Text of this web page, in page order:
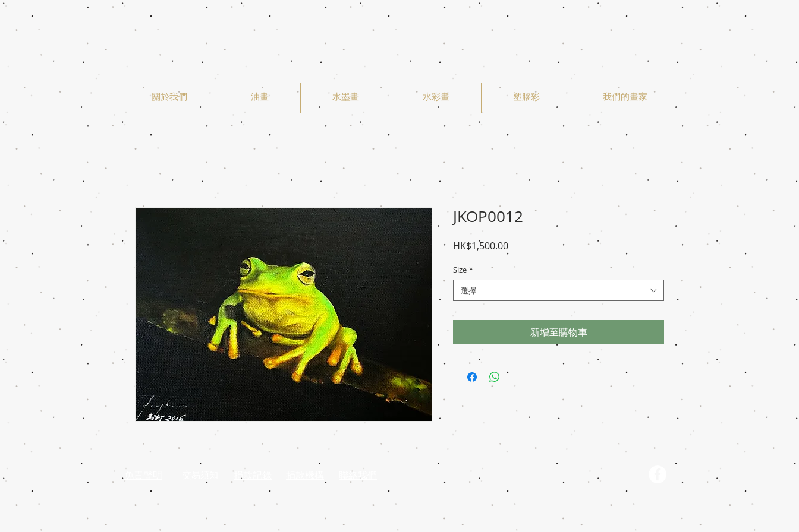
關於我們 油畫 水墨畫 水彩畫 塑膠彩 我們的畫家
JKOP0012
HK$1,500.00價
格
Size *
選擇
新增至購物車
捐款記錄 聯絡我們